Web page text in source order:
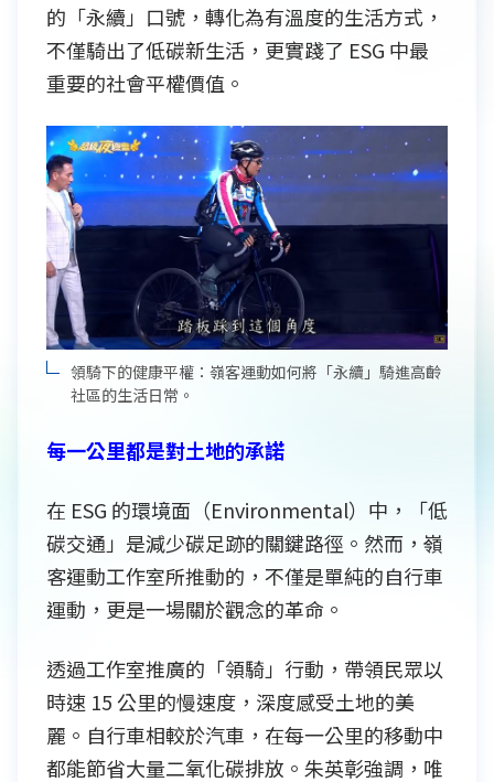
的「永續」口號，轉化為有溫度的生活方式，
不僅騎出了低碳新生活，更實踐了 ESG 中最
重要的社會平權價值。
領騎下的健康平權：嶺客運動如何將「永續」騎進高齡
社區的生活日常。
每一公里都是對土地的承諾
在 ESG 的環境面（Environmental）中，「低
碳交通」是減少碳足跡的關鍵路徑。然而，嶺
客運動工作室所推動的，不僅是單純的自行車
運動，更是一場關於觀念的革命。
透過工作室推廣的「領騎」行動，帶領民眾以
時速 15 公里的慢速度，深度感受土地的美
麗。自行車相較於汽車，在每一公里的移動中
都能節省大量二氧化碳排放。朱英彰強調，唯